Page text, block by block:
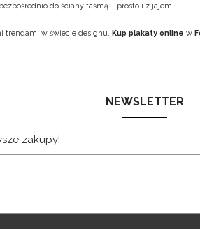
bezpośrednio do ściany taśmą – prosto i z jajem!
trendami w świecie designu. Kup plakaty online w
NEWSLETTER
zakupy!